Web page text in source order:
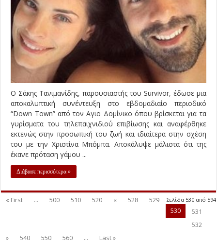
Ο Σάκης Τανιμανίδης, παρουσιαστής του Survivor, έδωσε μια
αποκαλυπτική συνέντευξη στο εβδομαδιαίο περιοδικό
“Down Town” από τον Αγιο Δομίνικο όπου βρίσκεται για τα
γυρίσματα του τηλεπαιχνιδιού επιβίωσης και αναφέρθηκε
εκτενώς στην προσωπική του ζωή και ιδιαίτερα στην σχέση
του με την Χριστίνα Μπόμπα. Αποκάλυψε μάλιστα ότι της
έκανε πρόταση γάμου ...
Διάβασε περισσότερα »
Σελίδα 530 από 594
« First ... 500 510 520 « 528
529
530
531
532
»
540 550 560 ... Last »